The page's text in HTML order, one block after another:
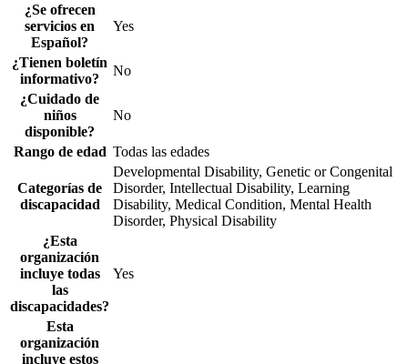
¿Se ofrecen
servicios en
Español?
Yes
¿Tienen boletín
informativo?
No
¿Cuidado de
niños
disponible?
No
Rango de edad Todas las edades
Categorías de
discapacidad
Developmental Disability, Genetic or Congenital
Disorder, Intellectual Disability, Learning
Disability, Medical Condition, Mental Health
Disorder, Physical Disability
¿Esta
organización
incluye todas
las
discapacidades?
Yes
Esta
organización
incluye estos